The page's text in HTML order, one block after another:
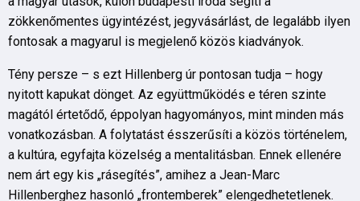
zökkenőmentes ügyintézést, jegyvásárlást, de legalább ilyen
fontosak a magyarul is megjelenő közös kiadványok.
Tény persze – s ezt Hillenberg úr pontosan tudja – hogy
nyitott kapukat dönget. Az együttműködés e téren szinte
magától értetődő, éppolyan hagyományos, mint minden más
vonatkozásban. A folytatást ésszerűsíti a közös történelem,
a kultúra, egyfajta közelség a mentalitásban. Ennek ellenére
nem árt egy kis „rásegítés”, amihez a Jean-Marc
Hillenberghez hasonló „frontemberek” elengedhetetlenek.